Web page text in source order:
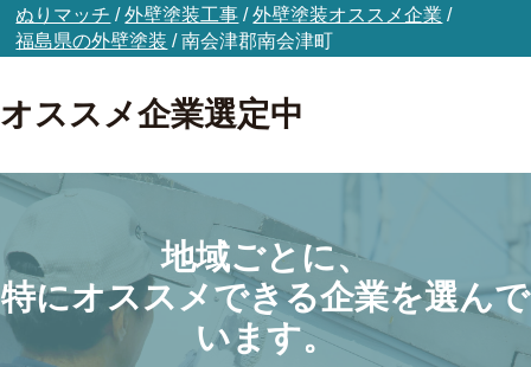
ぬりマッチ /外壁塗装工事 /外壁塗装オススメ企業 /
福島県の外壁塗装 /南会津郡南会津町
オススメ企業選定中
地域ごとに、
特にオススメできる企業を選んで
います。